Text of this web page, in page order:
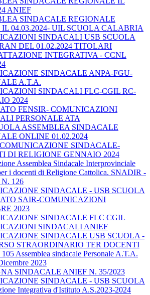
ANIEF
SINDACALE REGIONALE
04.03.2024- UIL SCUOLA CALABRIA
SINDACALI USB SCUOLA
DEL 01.02.2024 TITOLARI
INTEGRATIVA - CCNL
SINDACALE ANPA-FGU-
A.T.A.
SINDACALI FLC-CGIL RC-
2024
FENSIR- COMUNICAZIONI
PERSONALE ATA
ASSEMBLEA SINDACALE
ONLINE 01.02.2024
SINDACALE-
DI RELIGIONE GENNAIO 2024
Assemblea Sindacale Interprovinciale
i docenti di Religione Cattolica. SNADIR -
126
SINDACALE - USB SCUOLA
SAIR-COMUNICAZIONI
2023
SINDACALE FLC CGIL
SINDACALI ANIEF
SINDACALE USB SCUOLA -
STRAORDINARIO TER DOCENTI
Assemblea sindacale Personale A.T.A.
2023
SINDACALE ANIEF N. 35/2023
SINDACALE - USB SCUOLA
Integrativa d'Istituto A.S.2023-2024